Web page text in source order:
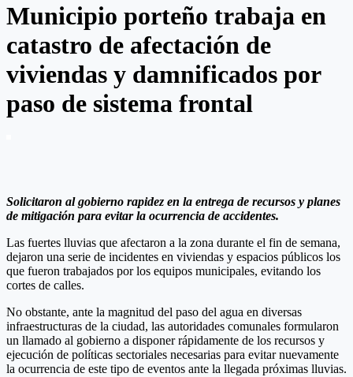
Municipio porteño trabaja en
catastro de afectación de
viviendas y damnificados por
paso de sistema frontal
Solicitaron al gobierno rapidez en la entrega de recursos y planes
de mitigación para evitar la ocurrencia de accidentes.
Las fuertes lluvias que afectaron a la zona durante el fin de semana,
dejaron una serie de incidentes en viviendas y espacios públicos los
que fueron trabajados por los equipos municipales, evitando los
cortes de calles.
No obstante, ante la magnitud del paso del agua en diversas
infraestructuras de la ciudad, las autoridades comunales formularon
un llamado al gobierno a disponer rápidamente de los recursos y
ejecución de políticas sectoriales necesarias para evitar nuevamente
la ocurrencia de este tipo de eventos ante la llegada próximas lluvias.